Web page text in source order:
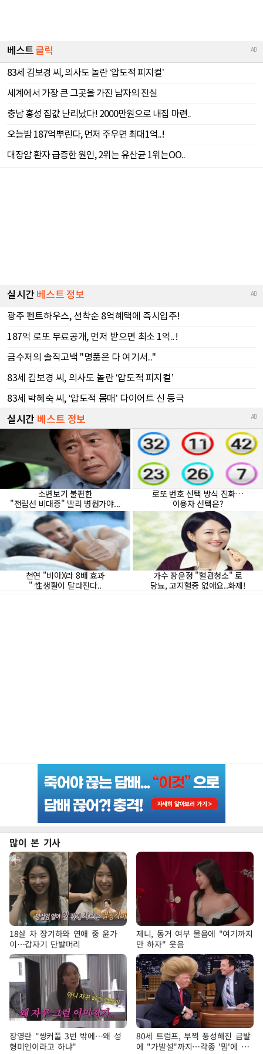
많이 본 기사
18살 차 장기하와 연애 중 윤가
이…갑자기 단발머리
제니, 동거 여부 물음에 "여기까지
만 하자" 웃음
장영란 "쌍커풀 3번 밖에…왜 성
형미인이라고 하냐"
80세 트럼프, 부쩍 풍성해진 금발
에 "가발설"까지…각종 '밈'에 대